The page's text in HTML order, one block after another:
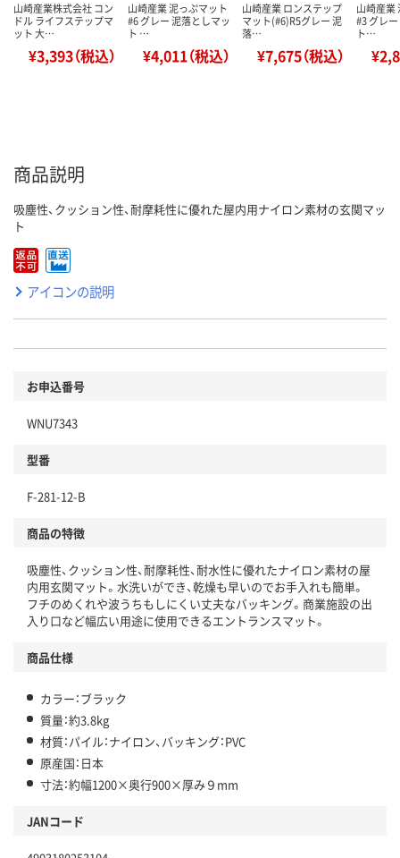
山崎産業株式会社 コン
ドル ライフステップマ
ット 大…
¥3,393（税込）
山崎産業 泥っぷマット
#6 グレー 泥落としマッ
ト …
¥4,011（税込）
山崎産業 ロンステップ
マット(#6)R5グレー 泥
落…
¥7,675（税込）
山崎産業
#3 グレ
ト…
商品説明
吸塵性、クッション性、耐摩耗性に優れた屋内用ナイロン素材の玄関マッ
ト
アイコンの説明
お申込番号
WNU7343
型番
F-281-12-B
商品の特徴
吸塵性、クッション性、耐摩耗性、耐水性に優れたナイロン素材の屋
内用玄関マット。水洗いができ、乾燥も早いのでお手入れも簡単。
フチのめくれや波うちもしにくい丈夫なバッキング。商業施設の出
入り口など幅広い用途に使用できるエントランスマット。
商品仕様
カラー：ブラック
質量：約3.8kg
材質：パイル：ナイロン、バッキング：PVC
原産国：日本
寸法：約幅1200×奥行900×厚み９mm
JANコード